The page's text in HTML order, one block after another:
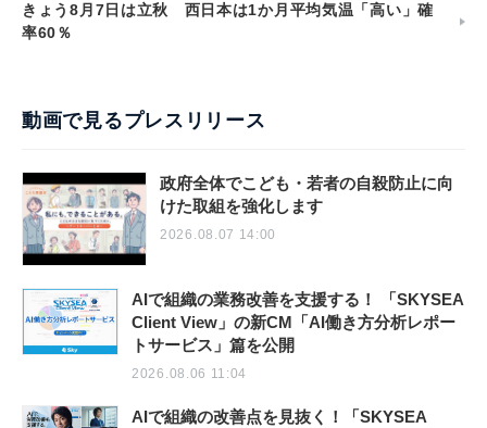
きょう8月7日は立秋 西日本は1か月平均気温「高い」確
率60％
動画で見るプレスリリース
政府全体でこども・若者の自殺防止に向
けた取組を強化します
2026.08.07 14:00
AIで組織の業務改善を支援する！ 「SKYSEA
Client View」の新CM「AI働き方分析レポー
トサービス」篇を公開
2026.08.06 11:04
AIで組織の改善点を見抜く！「SKYSEA